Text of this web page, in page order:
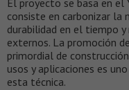
El proyecto se basa en el
consiste en carbonizar la
durabilidad en el tiempo
externos. La promoción
primordial de
usos y aplicaciones es
esta técnica.